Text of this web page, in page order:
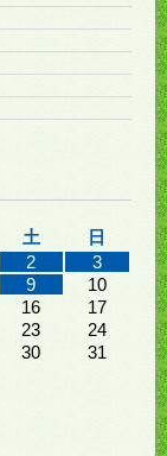
土
日
2
3
9
10
16
17
23
24
30 31